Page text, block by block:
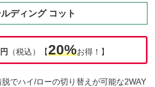
ディング コット
（税込）【20%お得！】
でハイ/ローの切り替えが可能な2WAY